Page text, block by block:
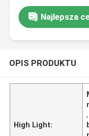
Najlepsza
OPIS PRODUKTU
High Light:
,